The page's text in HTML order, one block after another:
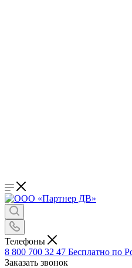
Телефоны
8 800 700 32 47 Бесплатно по
Заказать звонок